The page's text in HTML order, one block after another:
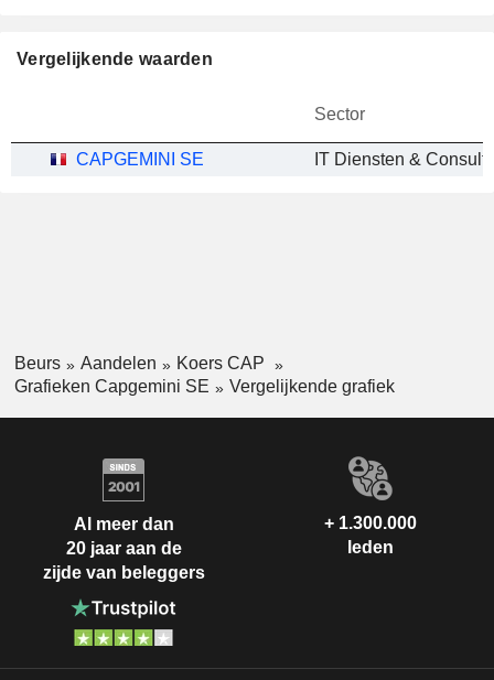
Vergelijkende waarden
Sector
CAPGEMINI SE
Beurs Aandelen
Koers CAP
Grafieken Capgemini SE
Vergelijkende grafiek
Al meer dan
20 jaar aan de
zijde van beleggers
+ 1.300.000
leden